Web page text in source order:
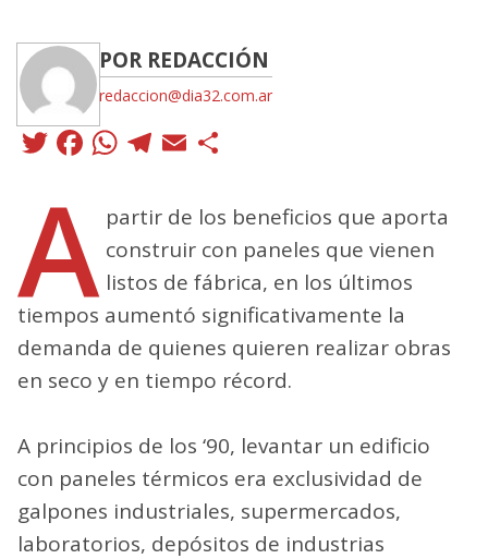
POR REDACCIÓN
redaccion@dia32.com.ar
Twitter
Facebook
WhatsApp
Telegram
Email
A partir de los beneficios que aporta
construir con paneles que vienen
listos de fábrica, en los últimos
tiempos aumentó significativamente la
demanda de quienes quieren realizar obras
en seco y en tiempo récord.
A principios de los ‘90, levantar un edificio
con paneles térmicos era exclusividad de
galpones industriales, supermercados,
laboratorios, depósitos de industrias